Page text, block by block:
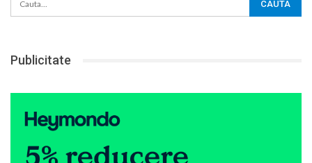
Publicitate